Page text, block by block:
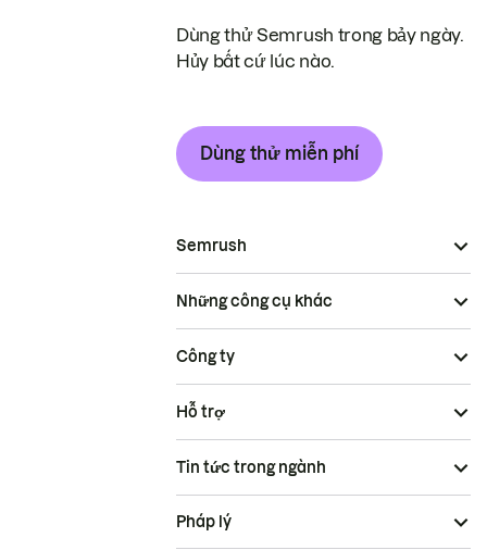
Dùng thử Semrush trong bảy ngày.
Hủy bất cứ lúc nào.
Dùng thử miễn phí
Semrush
Những công cụ khác
Công ty
Hỗ trợ
Tin tức trong ngành
Pháp lý